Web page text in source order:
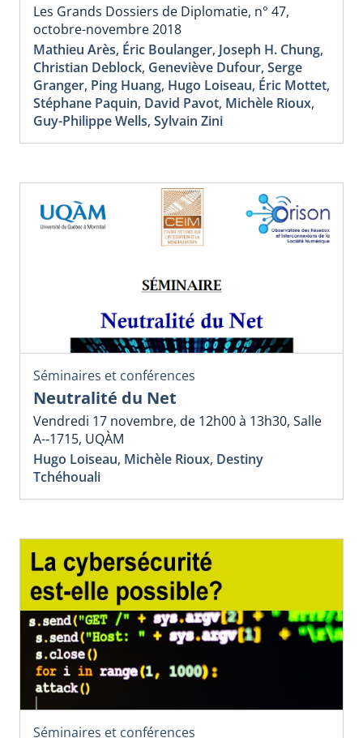
Les Grands Dossiers de Diplomatie, n° 47,
octobre-novembre 2018
Mathieu Arès, Éric Boulanger, Joseph H. Chung,
Christian Deblock, Geneviève Dufour, Serge
Granger, Ping Huang, Hugo Loiseau, Éric Mottet,
Stéphane Paquin, David Pavot, Michèle Rioux,
Guy-Philippe Wells, Sylvain Zini
Séminaires et conférences
Neutralité du Net
Vendredi 17 novembre, de 12h00 à 13h30, Salle
A-­‐1715, UQÀM
Hugo Loiseau, Michèle Rioux, Destiny
Tchéhouali
Séminaires et conférences